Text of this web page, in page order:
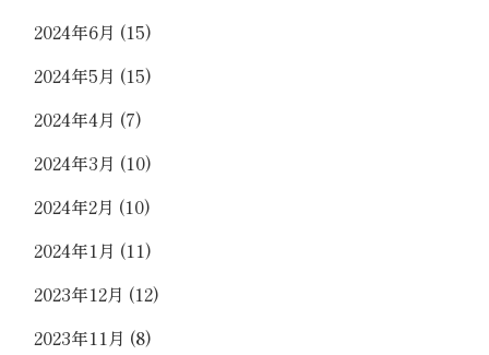
2024年6月 (15)
2024年5月 (15)
2024年4月 (7)
2024年3月 (10)
2024年2月 (10)
2024年1月 (11)
2023年12月 (12)
2023年11月 (8)